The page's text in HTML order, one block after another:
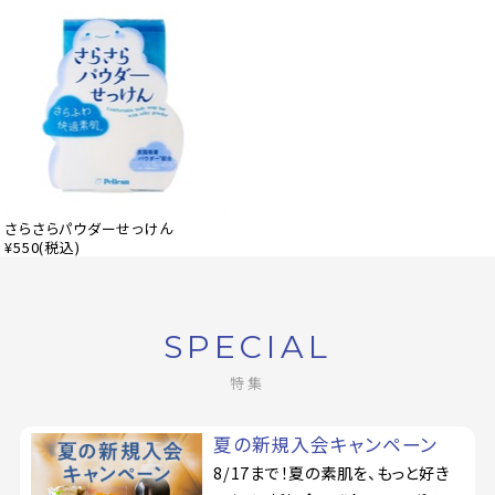
さらさらパウダーせっけん
¥550(税込)
SPECIAL
特集
夏の新規入会キャンペーン
8/17まで！夏の素肌を、もっと好き